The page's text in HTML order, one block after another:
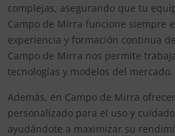
complejas, asegurando que tu
Campo de Mirra funcione siempre
experiencia y formación continua
Campo de Mirra nos permite
tecnologías y modelos del mercado.
Además, en Campo de Mirra
personalizado para el uso y
ayudándote a maximizar su